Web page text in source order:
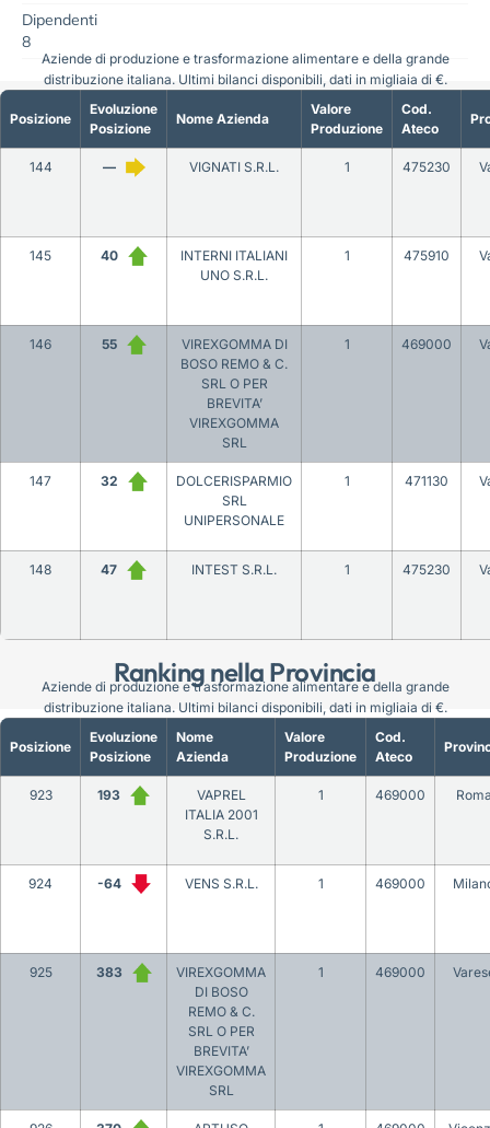
Dipendenti
8
Ranking nella Provincia
Posizione
Evoluzione
Posizione
Nome Azienda
Valore
Produzione
Cod.
Ateco
144 — VIGNATI S.R.L. 1 475230
145 40
INTERNI ITALIANI
UNO S.R.L.
1 475910
146 55
VIREXGOMMA DI
BOSO REMO & C.
SRL O PER
BREVITA’
VIREXGOMMA
SRL
1 469000
147 32
DOLCERISPARMIO
SRL
UNIPERSONALE
1 471130
148 47 INTEST S.R.L. 1 475230
Aziende di produzione e trasformazione alimentare e della grande
distribuzione italiana. Ultimi bilanci disponibili, dati in migliaia di €.
Posizione
Evoluzione
Posizione
Nome
Azienda
Valore
Produzione
Cod.
Ateco
923 193
VAPREL
ITALIA 2001
S.R.L.
1 469000
924 -64 VENS S.R.L. 1 469000
925 383
VIREXGOMMA
DI BOSO
REMO & C.
SRL O PER
BREVITA’
VIREXGOMMA
SRL
1 469000
Aziende di produzione e trasformazione alimentare e della grande
distribuzione italiana. Ultimi bilanci disponibili, dati in migliaia di €.